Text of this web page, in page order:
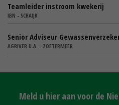
Teamleider instroom kwekerij
IBN - SCHAIJK
Senior Adviseur
AGRIVER U.A. - ZOETERMEER
Meld u hier aan voor de